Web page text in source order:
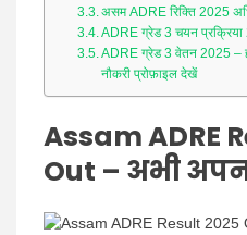
असम ADRE रिक्ति 2025
ADRE ग्रेड 3 चयन
ADRE ग्रेड 3 वेतन 2025 –
नौकरी प्रोफ़ाइल देखें
Assam ADRE
Out – अभी